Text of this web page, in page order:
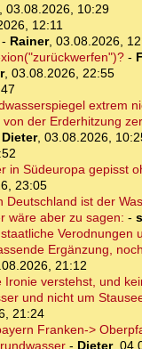
03.08.2026, 10:29
12:11
- Rainer, 03.08.2026,
-
, 03.08.2026, 22:55
extrem
der Erderhitzung
Dieter, 03.08.2026,
in Südeuropa gepisst
23:05
ist der
wäre aber zu sagen: -
Ergänzung,
21:12
verstehst, und
und nicht um
21:24
Franken->
- Dieter,